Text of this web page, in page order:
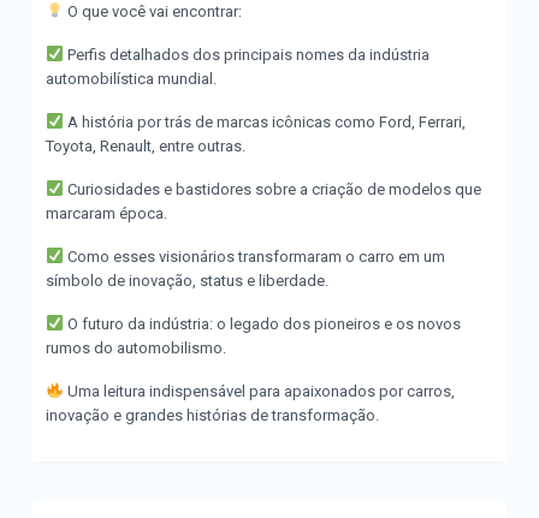
O que você vai encontrar:
Perfis detalhados dos principais nomes da indústria
automobilística mundial.
A história por trás de marcas icônicas como Ford, Ferrari,
Toyota, Renault, entre outras.
Curiosidades e bastidores sobre a criação de modelos que
marcaram época.
Como esses visionários transformaram o carro em um
símbolo de inovação, status e liberdade.
O futuro da indústria: o legado dos pioneiros e os novos
rumos do automobilismo.
Uma leitura indispensável para apaixonados por carros,
inovação e grandes histórias de transformação.